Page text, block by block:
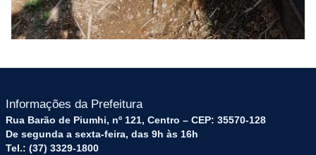
Informações da Prefeitura
Rua Barão de Piumhi, nº 121, Centro – CEP: 35570-128
De segunda a sexta-feira, das 9h às 16h
Tel.: (37) 3329-1800